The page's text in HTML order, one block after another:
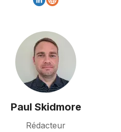
Paul Skidmore
Rédacteur